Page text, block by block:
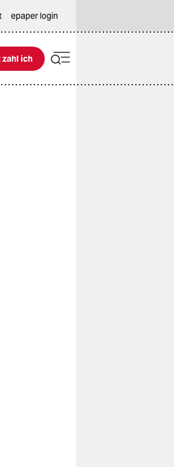
epaper login
ich
zahl ich